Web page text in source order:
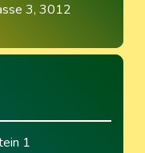
3, 3012
1